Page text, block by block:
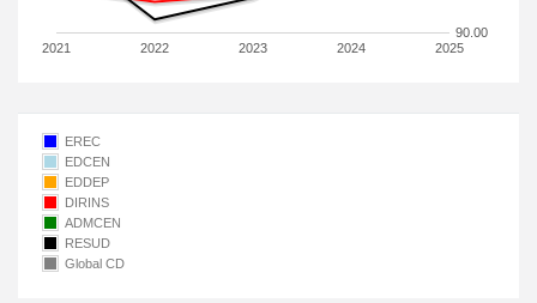
2021 2022 2023 2024 2025
90.00
EREC
EDCEN
EDDEP
DIRINS
ADMCEN
RESUD
Global CD